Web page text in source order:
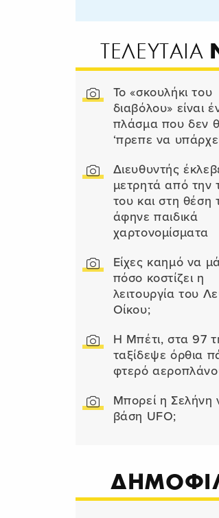
ΤΕΛΕΥΤΑΙΑ
Το «σκουλήκι του
διαβόλου» είναι
πλάσμα που δεν
‘πρεπε να
Διευθυντής
μετρητά από την
του και στη θέση
άφηνε παιδικά
χαρτονομίσματα
Είχες καημό να
πόσο κοστίζει η
λειτουργία του
Οίκου;
Η Μπέτι, στα 97
ταξίδεψε όρθια
φτερό
Μπορεί η Σελήνη
βάση UFO;